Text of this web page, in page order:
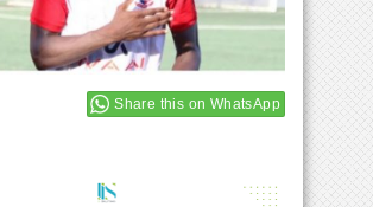
Share this on WhatsApp